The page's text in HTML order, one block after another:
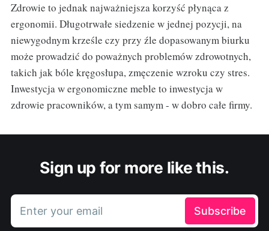
Zdrowie to jednak najważniejsza korzyść płynąca z
ergonomii. Długotrwałe siedzenie w jednej pozycji, na
niewygodnym krześle czy przy źle dopasowanym biurku
może prowadzić do poważnych problemów zdrowotnych,
takich jak bóle kręgosłupa, zmęczenie wzroku czy stres.
Inwestycja w ergonomiczne meble to inwestycja w
zdrowie pracowników, a tym samym - w dobro całe firmy.
Sign up for more like this.
Enter your email Subscribe